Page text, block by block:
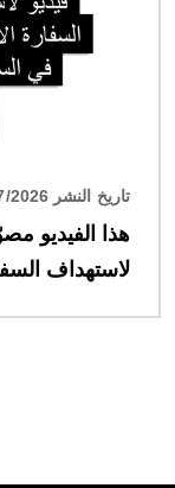
تاريخ النشر 30/07/2026 الساعة 13:53
هذا الفيديو
لاستهداف